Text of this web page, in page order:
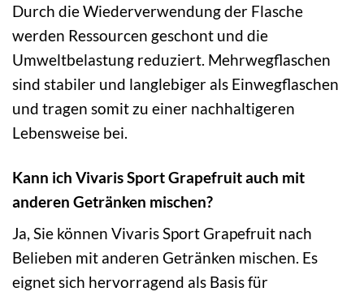
Durch die Wiederverwendung der Flasche
werden Ressourcen geschont und die
Umweltbelastung reduziert. Mehrwegflaschen
sind stabiler und langlebiger als Einwegflaschen
und tragen somit zu einer nachhaltigeren
Lebensweise bei.
Kann ich Vivaris Sport Grapefruit auch mit
anderen Getränken mischen?
Ja, Sie können Vivaris Sport Grapefruit nach
Belieben mit anderen Getränken mischen. Es
eignet sich hervorragend als Basis für